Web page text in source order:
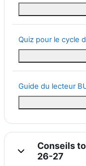
Quiz pour le cycle
Guide du lecteur
Colapsar
Conseils
26-27